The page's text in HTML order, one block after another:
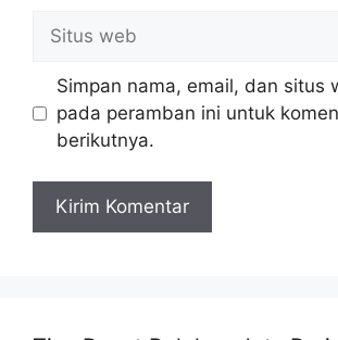
web
Simpan nama, email, dan situs
pada peramban ini untuk
berikutnya.